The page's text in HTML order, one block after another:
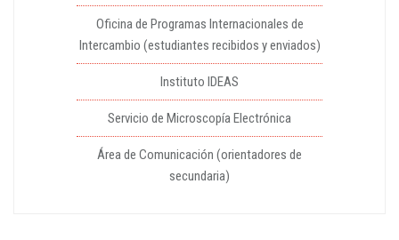
Oficina de Programas Internacionales de
Intercambio (estudiantes recibidos y enviados)
Instituto IDEAS
Servicio de Microscopía Electrónica
Área de Comunicación (orientadores de
secundaria)